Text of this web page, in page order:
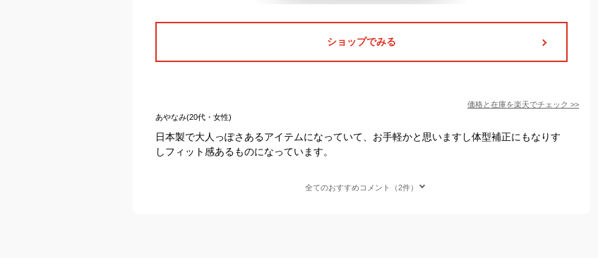
ショップでみる
価格と在庫を楽天でチェック >>
あやなみ(20代・女性)
日本製で大人っぽさあるアイテムになっていて、お手軽かと思いますし体型補正にもなりす
しフィット感あるものになっています。
全てのおすすめコメント（2件）